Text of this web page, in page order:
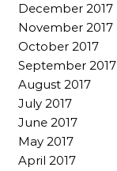
December 2017
November 2017
October 2017
September 2017
August 2017
July 2017
June 2017
May 2017
April 2017